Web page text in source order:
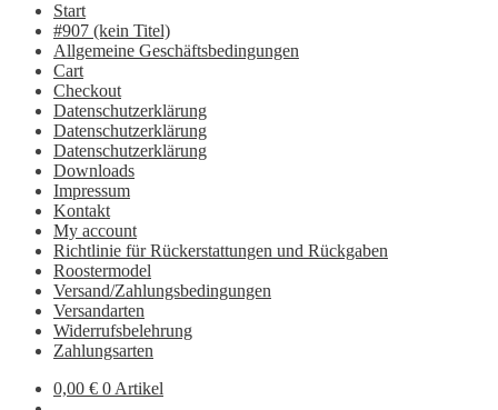
Start
#907 (kein Titel)
Allgemeine Geschäftsbedingungen
Cart
Checkout
Datenschutzerklärung
Datenschutzerklärung
Datenschutzerklärung
Downloads
Impressum
Kontakt
My account
Richtlinie für Rückerstattungen und Rückgaben
Roostermodel
Versand/Zahlungsbedingungen
Versandarten
Widerrufsbelehrung
Zahlungsarten
0,00 € 0 Artikel